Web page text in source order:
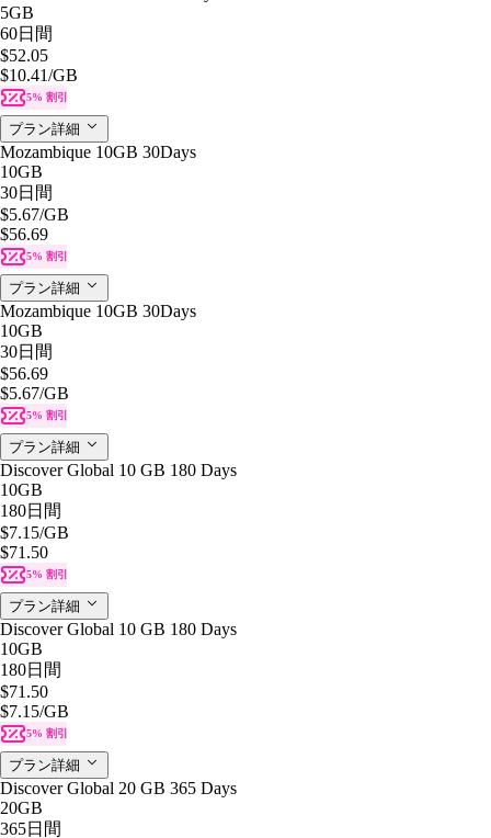
5GB
60日間
$52.05
$10.41/GB
5% 割引
プラン詳細
Mozambique 10GB 30Days
10GB
30日間
$5.67/GB
$56.69
5% 割引
プラン詳細
Mozambique 10GB 30Days
10GB
30日間
$56.69
$5.67/GB
5% 割引
プラン詳細
Discover Global 10 GB 180 Days
10GB
180日間
$7.15/GB
$71.50
5% 割引
プラン詳細
Discover Global 10 GB 180 Days
10GB
180日間
$71.50
$7.15/GB
5% 割引
プラン詳細
Discover Global 20 GB 365 Days
20GB
365日間